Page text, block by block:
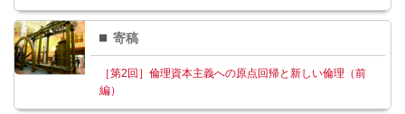
寄稿
［第2回］倫理資本主義への原点回帰と新しい倫理（前
編）